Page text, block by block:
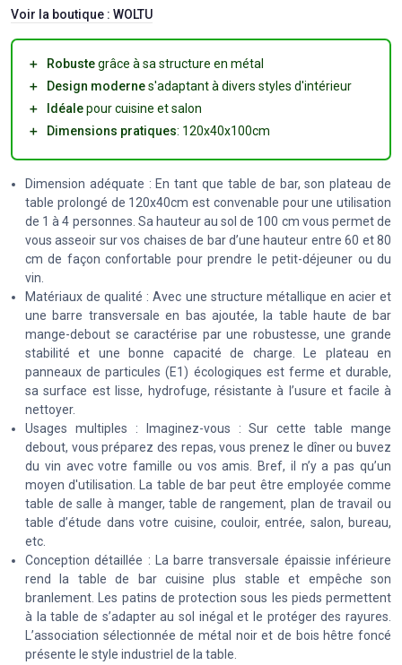
Voir la boutique : WOLTU
＋ Robustegrâce à sa structure en métal
＋
Design modernes'adaptant à divers styles d'intérieur
＋
Idéalepour cuisine et salon
＋
Dimensions pratiques: 120x40x100cm
Dimension adéquate : En tant que table de bar, son plateau de
table prolongé de 120x40cm est convenable pour une utilisation
de 1 à 4 personnes. Sa hauteur au sol de 100 cm vous permet de
vous asseoir sur vos chaises de bar d’une hauteur entre 60 et 80
cm de façon confortable pour prendre le petit-déjeuner ou du
vin.
Matériaux de qualité : Avec une structure métallique en acier et
une barre transversale en bas ajoutée, la table haute de bar
mange-debout se caractérise par une robustesse, une grande
stabilité et une bonne capacité de charge. Le plateau en
panneaux de particules (E1) écologiques est ferme et durable,
sa surface est lisse, hydrofuge, résistante à l’usure et facile à
nettoyer.
Usages multiples : Imaginez-vous : Sur cette table mange
debout, vous préparez des repas, vous prenez le dîner ou buvez
du vin avec votre famille ou vos amis. Bref, il n’y a pas qu’un
moyen d'utilisation. La table de bar peut être employée comme
table de salle à manger, table de rangement, plan de travail ou
table d’étude dans votre cuisine, couloir, entrée, salon, bureau,
etc.
Conception détaillée : La barre transversale épaissie inférieure
rend la table de bar cuisine plus stable et empêche son
branlement. Les patins de protection sous les pieds permettent
à la table de s’adapter au sol inégal et le protéger des rayures.
L’association sélectionnée de métal noir et de bois hêtre foncé
présente le style industriel de la table.